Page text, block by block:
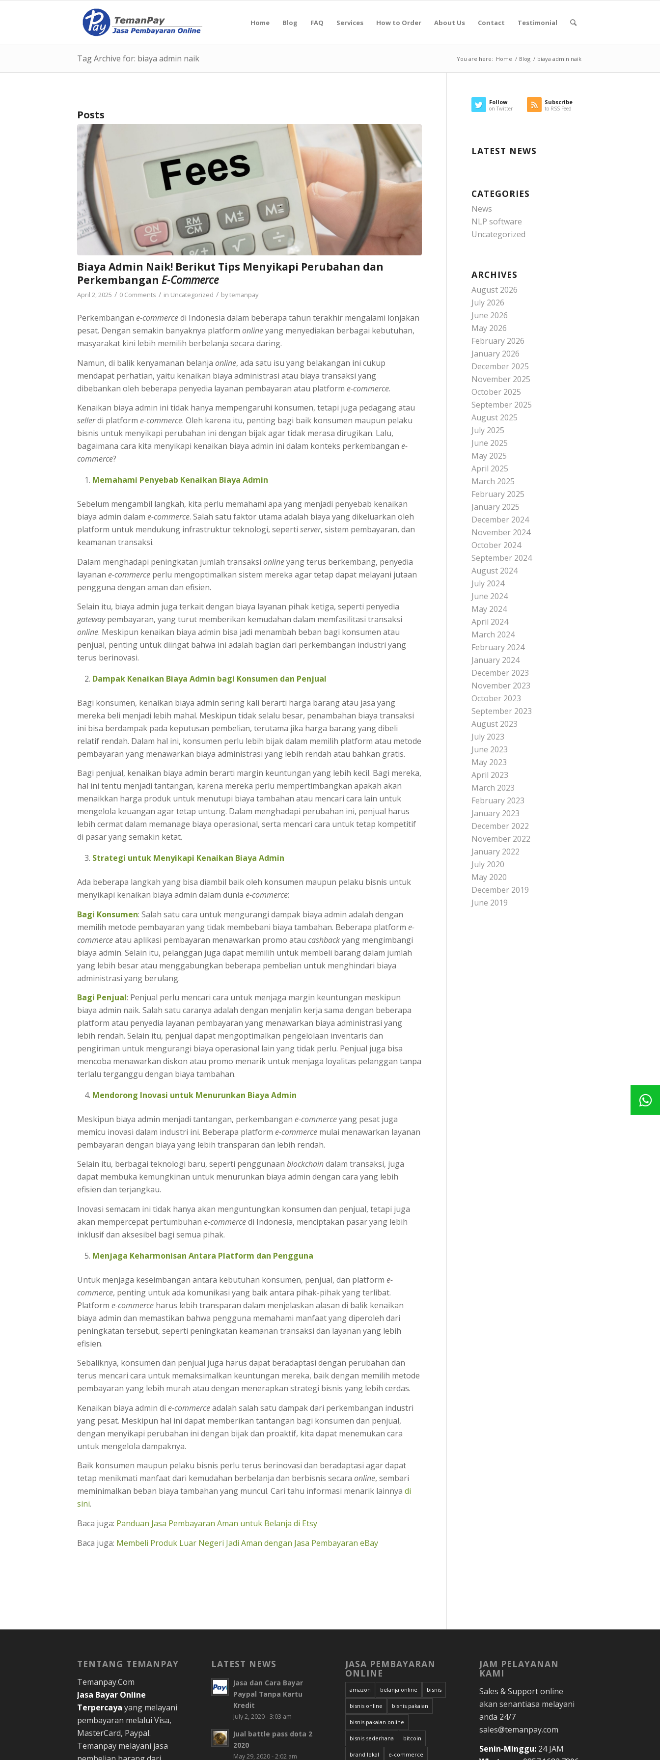
Home Blog FAQ Services How to Order About Us Contact Testimonial
Tag Archive for: biaya admin naik You are here: Home / Blog / biaya admin naik
Posts
Biaya Admin Naik! Berikut Tips Menyikapi Perubahan dan
Perkembangan E-Commerce
April 2, 2025 / 0 Comments / in Uncategorized / bytemanpay
Perkembangan e-commercedi Indonesia dalam beberapa tahun terakhir mengalami lonjakan
pesat. Dengan semakin banyaknya platform onlineyang menyediakan berbagai kebutuhan,
masyarakat kini lebih memilih berbelanja secara daring.
Namun, di balik kenyamanan belanja online, ada satu isu yang belakangan ini cukup
mendapat perhatian, yaitu kenaikan biaya administrasi atau biaya transaksi yang
dibebankan oleh beberapa penyedia layanan pembayaran atau platform e-commerce.
Kenaikan biaya admin ini tidak hanya mempengaruhi konsumen, tetapi juga pedagang atau
sellerdi platform e-commerce. Oleh karena itu, penting bagi baik konsumen maupun pelaku
bisnis untuk menyikapi perubahan ini dengan bijak agar tidak merasa dirugikan. Lalu,
bagaimana cara kita menyikapi kenaikan biaya admin ini dalam konteks perkembangan e-
commerce?
Memahami Penyebab Kenaikan Biaya Admin
Sebelum mengambil langkah, kita perlu memahami apa yang menjadi penyebab kenaikan
biaya admin dalam e-commerce. Salah satu faktor utama adalah biaya yang dikeluarkan oleh
platform untuk mendukung infrastruktur teknologi, seperti server, sistem pembayaran, dan
keamanan transaksi.
Dalam menghadapi peningkatan jumlah transaksi onlineyang terus berkembang, penyedia
layanan e-commerce perlu mengoptimalkan sistem mereka agar tetap dapat melayani jutaan
pengguna dengan aman dan efisien.
Selain itu, biaya admin juga terkait dengan biaya layanan pihak ketiga, seperti penyedia
gatewaypembayaran, yang turut memberikan kemudahan dalam memfasilitasi transaksi
online. Meskipun kenaikan biaya admin bisa jadi menambah beban bagi konsumen atau
penjual, penting untuk diingat bahwa ini adalah bagian dari perkembangan industri yang
terus berinovasi.
Dampak Kenaikan Biaya Admin bagi Konsumen dan Penjual
Bagi konsumen, kenaikan biaya admin sering kali berarti harga barang atau jasa yang
mereka beli menjadi lebih mahal. Meskipun tidak selalu besar, penambahan biaya transaksi
ini bisa berdampak pada keputusan pembelian, terutama jika harga barang yang dibeli
relatif rendah. Dalam hal ini, konsumen perlu lebih bijak dalam memilih platform atau metode
pembayaran yang menawarkan biaya administrasi yang lebih rendah atau bahkan gratis.
Bagi penjual, kenaikan biaya admin berarti margin keuntungan yang lebih kecil. Bagi mereka,
hal ini tentu menjadi tantangan, karena mereka perlu mempertimbangkan apakah akan
menaikkan harga produk untuk menutupi biaya tambahan atau mencari cara lain untuk
mengelola keuangan agar tetap untung. Dalam menghadapi perubahan ini, penjual harus
lebih cermat dalam memanage biaya operasional, serta mencari cara untuk tetap kompetitif
di pasar yang semakin ketat.
Strategi untuk Menyikapi Kenaikan Biaya Admin
Ada beberapa langkah yang bisa diambil baik oleh konsumen maupun pelaku bisnis untuk
menyikapi kenaikan biaya admin dalam dunia e-commerce:
Bagi Konsumen: Salah satu cara untuk mengurangi dampak biaya admin adalah dengan
memilih metode pembayaran yang tidak membebani biaya tambahan. Beberapa platform e-
commerceatau aplikasi pembayaran menawarkan promo atau cashbackyang mengimbangi
biaya admin. Selain itu, pelanggan juga dapat memilih untuk membeli barang dalam jumlah
yang lebih besar atau menggabungkan beberapa pembelian untuk menghindari biaya
administrasi yang berulang.
Bagi Penjual: Penjual perlu mencari cara untuk menjaga margin keuntungan meskipun
biaya admin naik. Salah satu caranya adalah dengan menjalin kerja sama dengan beberapa
platform atau penyedia layanan pembayaran yang menawarkan biaya administrasi yang
lebih rendah. Selain itu, penjual dapat mengoptimalkan pengelolaan inventaris dan
pengiriman untuk mengurangi biaya operasional lain yang tidak perlu. Penjual juga bisa
mencoba menawarkan diskon atau promo menarik untuk menjaga loyalitas pelanggan tanpa
terlalu terganggu dengan biaya tambahan.
Mendorong Inovasi untuk Menurunkan Biaya Admin
Meskipun biaya admin menjadi tantangan, perkembangan e-commerceyang pesat juga
memicu inovasi dalam industri ini. Beberapa platform e-commerce mulai menawarkan layanan
pembayaran dengan biaya yang lebih transparan dan lebih rendah.
Selain itu, berbagai teknologi baru, seperti penggunaan blockchaindalam transaksi, juga
dapat membuka kemungkinan untuk menurunkan biaya admin dengan cara yang lebih
efisien dan terjangkau.
Inovasi semacam ini tidak hanya akan menguntungkan konsumen dan penjual, tetapi juga
akan mempercepat pertumbuhan e-commercedi Indonesia, menciptakan pasar yang lebih
inklusif dan aksesibel bagi semua pihak.
Menjaga Keharmonisan Antara Platform dan Pengguna
Untuk menjaga keseimbangan antara kebutuhan konsumen, penjual, dan platform e-
commerce, penting untuk ada komunikasi yang baik antara pihak-pihak yang terlibat.
Platform e-commerce harus lebih transparan dalam menjelaskan alasan di balik kenaikan
biaya admin dan memastikan bahwa pengguna memahami manfaat yang diperoleh dari
peningkatan tersebut, seperti peningkatan keamanan transaksi dan layanan yang lebih
efisien.
Sebaliknya, konsumen dan penjual juga harus dapat beradaptasi dengan perubahan dan
terus mencari cara untuk memaksimalkan keuntungan mereka, baik dengan memilih metode
pembayaran yang lebih murah atau dengan menerapkan strategi bisnis yang lebih cerdas.
Kenaikan biaya admin di e-commerceadalah salah satu dampak dari perkembangan industri
yang pesat. Meskipun hal ini dapat memberikan tantangan bagi konsumen dan penjual,
dengan menyikapi perubahan ini dengan bijak dan proaktif, kita dapat menemukan cara
untuk mengelola dampaknya.
Baik konsumen maupun pelaku bisnis perlu terus berinovasi dan beradaptasi agar dapat
tetap menikmati manfaat dari kemudahan berbelanja dan berbisnis secara online, sembari
meminimalkan beban biaya tambahan yang muncul. Cari tahu informasi menarik lainnya di
sini.
Baca juga: Panduan Jasa Pembayaran Aman untuk Belanja di Etsy
Baca juga: Membeli Produk Luar Negeri Jadi Aman dengan Jasa Pembayaran eBay
Follow
on Twitter
Subscribe
to RSS Feed
LATEST NEWS
CATEGORIES
News
NLP software
Uncategorized
ARCHIVES
August 2026
July 2026
June 2026
May 2026
February 2026
January 2026
December 2025
November 2025
October 2025
September 2025
August 2025
July 2025
June 2025
May 2025
April 2025
March 2025
February 2025
January 2025
December 2024
November 2024
October 2024
September 2024
August 2024
July 2024
June 2024
May 2024
April 2024
March 2024
February 2024
January 2024
December 2023
November 2023
October 2023
September 2023
August 2023
July 2023
June 2023
May 2023
April 2023
March 2023
February 2023
January 2023
December 2022
November 2022
January 2022
July 2020
May 2020
December 2019
June 2019
TENTANG TEMANPAY
Temanpay.Com
Jasa Bayar Online
Terpercaya yang melayani
pembayaran melalui Visa,
MasterCard, Paypal.
Temanpay melayani jasa
LATEST NEWS
Jasa dan Cara Bayar
Paypal Tanpa Kartu
Kredit
July 2, 2020 - 3:03 am
Jual battle pass dota 2
2020
May 29, 2020 - 2:02 am
JASA PEMBAYARAN
ONLINE
amazon belanja online bisnis
bisnis online bisnis pakaian
bisnis pakaian online
bisnis sederhana bitcoin
brand lokal e-commerce
JAM PELAYANAN
KAMI
Sales & Support online
akan senantiasa melayani
anda 24/7
sales@temanpay.com
Senin-Minggu: 24 JAM